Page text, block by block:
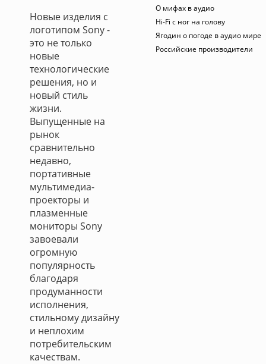
Новые изделия с
логотипом Sony -
это не только
новые
технологические
решения, но и
новый стиль
жизни.
Выпущенные на
рынок
сравнительно
недавно,
портативные
мультимедиа-
проекторы и
плазменные
мониторы Sony
завоевали
огромную
популярность
благодаря
продуманности
исполнения,
стильному дизайну
и неплохим
потребительским
качествам.
О мифах в аудио
Hi-Fi с ног на голову
Ягодин о погоде в аудио мире
Российские производители